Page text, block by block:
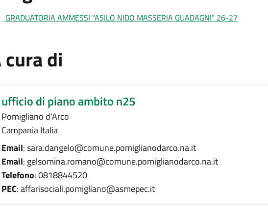
GRADUATORIA AMMESSI "ASILO NIDO MASSERIA GUADAGNI" 26-27
cura di
ufficio di piano ambito n25
Pomigliano d'Arco
Campania Italia
Email: sara.dangelo@comune.pomiglianodarco.na.it
Email: gelsomina.romano@comune.pomiglianodarco.na.it
Telefono: 0818844520
PEC: affarisociali.pomigliano@asmepec.it